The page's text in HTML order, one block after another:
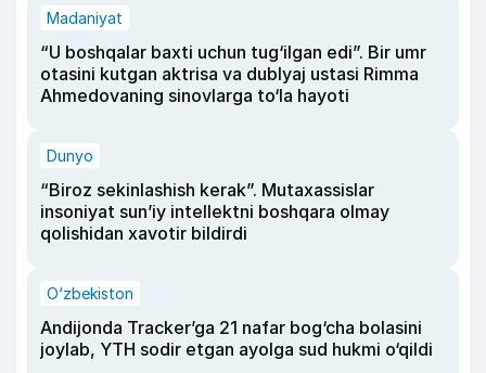
Madaniyat
“U boshqalar baxti uchun tug‘ilgan edi”. Bir umr
otasini kutgan aktrisa va dublyaj ustasi Rimma
Ahmedovaning sinovlarga to‘la hayoti
Dunyo
“Biroz sekinlashish kerak”. Mutaxassislar
insoniyat sun’iy intellektni boshqara olmay
qolishidan xavotir bildirdi
O‘zbekiston
Andijonda Tracker’ga 21 nafar bog‘cha bolasini
joylab, YTH sodir etgan ayolga sud hukmi o‘qildi